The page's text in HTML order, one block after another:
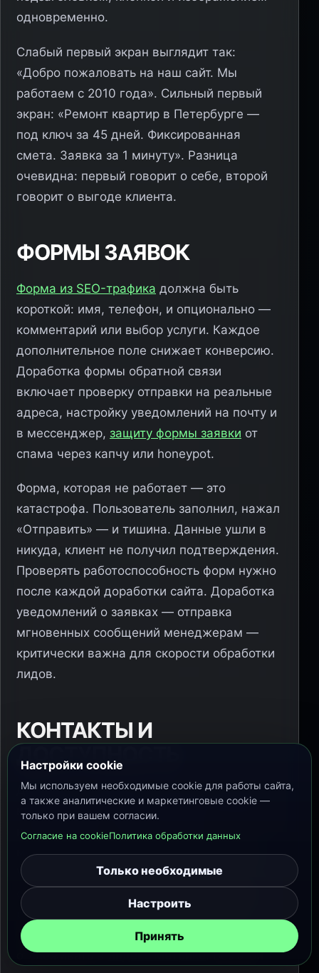
одновременно.
Слабый первый экран выглядит так:
«Добро пожаловать на наш сайт. Мы
работаем с 2010 года». Сильный первый
экран: «Ремонт квартир в Петербурге —
под ключ за 45 дней. Фиксированная
смета. Заявка за 1 минуту». Разница
очевидна: первый говорит о себе, второй
говорит о выгоде клиента.
ФОРМЫ ЗАЯВОК
Форма из SEO-трафика должна быть
короткой: имя, телефон, и опционально —
комментарий или выбор услуги. Каждое
дополнительное поле снижает конверсию.
Доработка формы обратной связи
включает проверку отправки на реальные
адреса, настройку уведомлений на почту и
в мессенджер, защиту формы заявки от
спама через капчу или honeypot.
Форма, которая не работает — это
катастрофа. Пользователь заполнил, нажал
«Отправить» — и тишина. Данные ушли в
никуда, клиент не получил подтверждения.
Проверять работоспособность форм нужно
после каждой доработки сайта. Доработка
уведомлений о заявках — отправка
мгновенных сообщений менеджерам —
критически важна для скорости обработки
лидов.
КОНТАКТЫ И
ДОСТУПНОСТЬ
Доработка страницы контактов включает
кликабельный номер телефона (особенно
на мобильных), активные кнопки
мессенджеров — WhatsApp, Telegram,
Viber, работающий email с быстрым
откликом, карту с маршрутом и режим
работы. Клик по телефону — одна из
ключевых целей, которую нужно
отслеживать вЯндекс Метрике. Без этой
Настройки cookie
Мы используем необходимые cookie для работы сайта,
а также аналитические и маркетинговые cookie —
только при вашем согласии.
Согласие на cookieПолитика обработки данных
Только необходимые
Настроить
Принять